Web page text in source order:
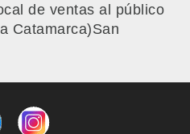
de ventas al público
Catamarca)San